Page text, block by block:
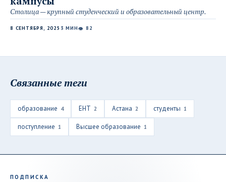
Столица — крупный студенческий и образовательный центр.
8 СЕНТЯБРЯ, 2025 3 МИН👁 82
Связанные теги
образование 4 ЕНТ 2 Астана 2 студенты 1
поступление 1 Высшее образование 1
ПОДПИСКА